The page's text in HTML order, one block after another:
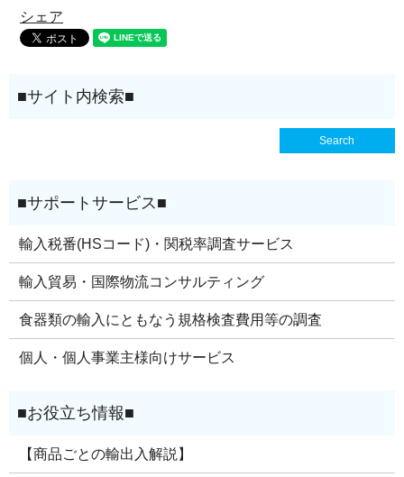
シェア
輸入税番(HSコード)・関税率調査サービス
輸入貿易・国際物流コンサルティング
食器類の輸入にともなう規格検査費用等の調査
個人・個人事業主様向けサービス
【商品ごとの輸出入解説】